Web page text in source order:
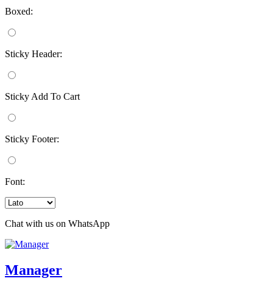
Boxed:
Sticky Header:
Sticky Add To Cart
Sticky Footer:
Font:
Chat with us on WhatsApp
Manager